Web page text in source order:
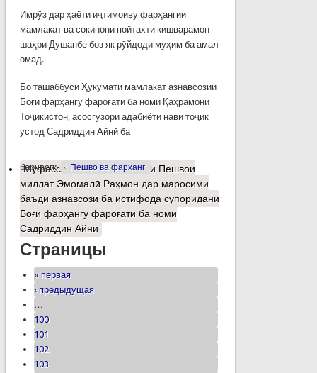
Имрӯз дар ҳаёти иҷтимоиву фарҳангии
мамлакат ва сокинони пойтахти кишварамон–
шаҳри Душанбе боз як рӯйдоди муҳим ба амал
омад.
Бо ташаббуси Ҳукумати мамлакат азнавсозии
Боғи фарҳангу фароғати ба номи Қаҳрамони
Тоҷикистон, асосгузори адабиёти нави тоҷик
устод Садриддин Айнӣ ба
барчасп: Пешво ва фарҳанг
Муфассалтаро Суханронии Пешвои
миллат Эмомалӣ Раҳмон дар маросими
баъди азнавсозӣ ба истифода супоридани
Боғи фарҳангу фароғати ба номи
Садриддин Айнӣ
Страницы
« первая
‹ предыдущая
…
100
101
102
103